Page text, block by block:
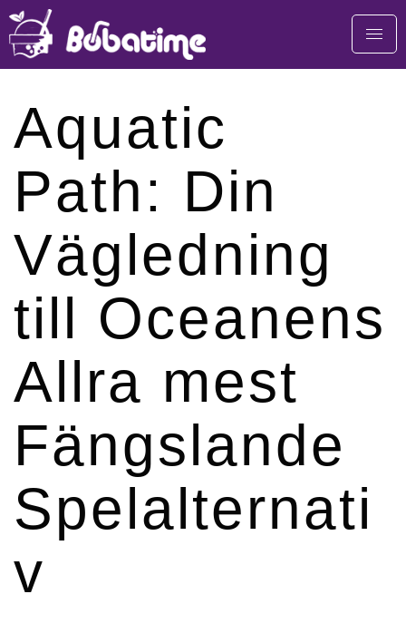
Aquatic
Path: Din
Vägledning
till Oceanens
Allra mest
Fängslande
Spelalternati
v